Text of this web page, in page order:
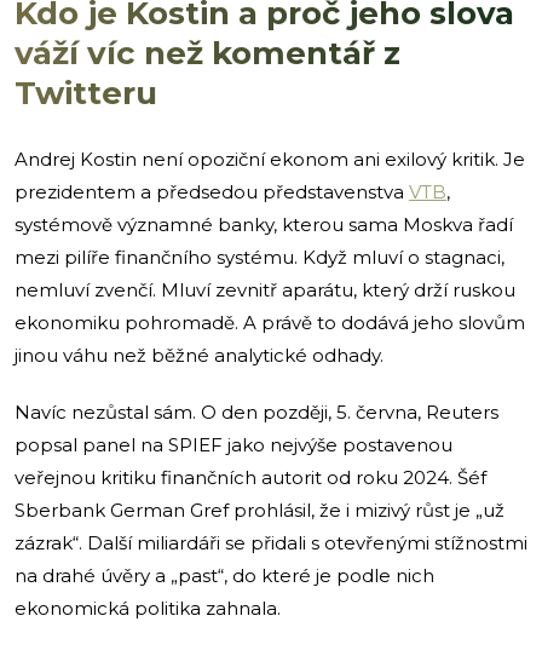
Kdo je Kostin a proč jeho slova
váží víc než komentář z
Twitteru
Andrej Kostin není opoziční ekonom ani exilový kritik. Je
prezidentem a předsedou představenstva VTB,
systémově významné banky, kterou sama Moskva řadí
mezi pilíře finančního systému. Když mluví o stagnaci,
nemluví zvenčí. Mluví zevnitř aparátu, který drží ruskou
ekonomiku pohromadě. A právě to dodává jeho slovům
jinou váhu než běžné analytické odhady.
Navíc nezůstal sám. O den později, 5. června, Reuters
popsal panel na SPIEF jako nejvýše postavenou
veřejnou kritiku finančních autorit od roku 2024. Šéf
Sberbank German Gref prohlásil, že i mizivý růst je „už
zázrak“. Další miliardáři se přidali s otevřenými stížnostmi
na drahé úvěry a „past“, do které je podle nich
ekonomická politika zahnala.